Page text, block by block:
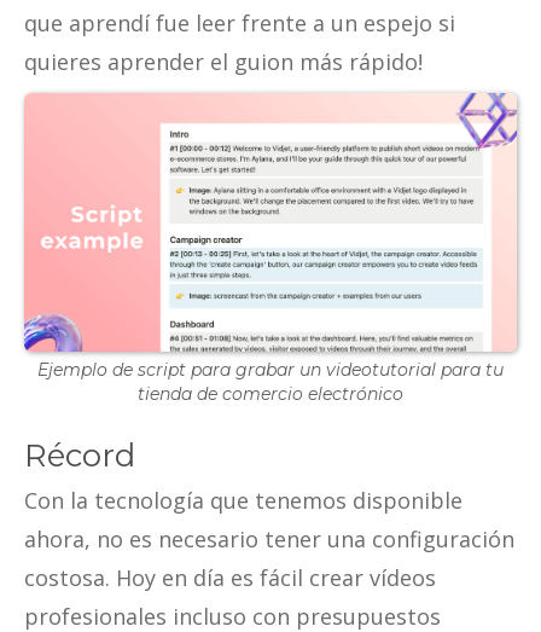
que aprendí fue leer frente a un espejo si
quieres aprender el guion más rápido!
Ejemplo de script para grabar un videotutorial para tu
tienda de comercio electrónico
Récord
Con la tecnología que tenemos disponible
ahora, no es necesario tener una configuración
costosa. Hoy en día es fácil crear vídeos
profesionales incluso con presupuestos